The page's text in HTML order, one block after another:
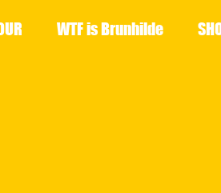
WTF is Brunhilde